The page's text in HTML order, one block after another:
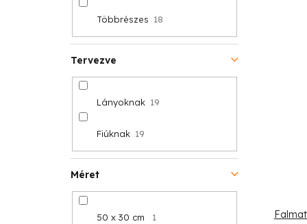
Méret
50 x 30 cm 1
Többrészes 18
Tervezve
Lányoknak 19
Fiúknak 19